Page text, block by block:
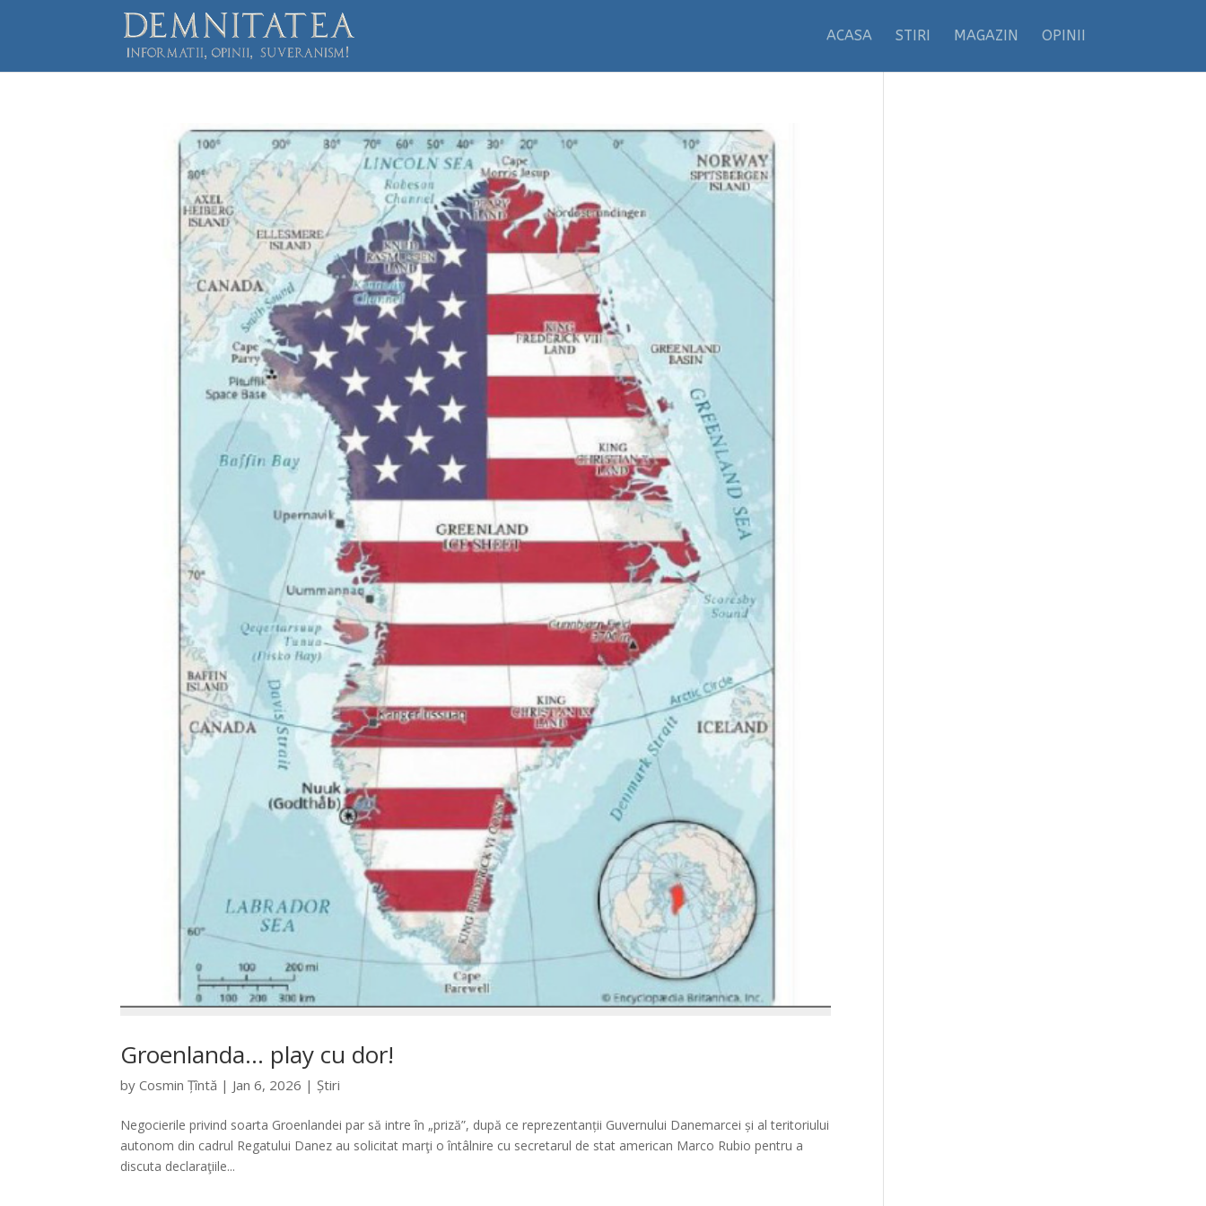
ACASA STIRI MAGAZIN OPINII
Groenlanda… play cu dor!
byCosmin Țîntă | Jan 6, 2026 | Știri
Negocierile privind soarta Groenlandei par să intre în „priză”, după ce reprezentanții Guvernului Danemarcei și al teritoriului
autonom din cadrul Regatului Danez au solicitat marţi o întâlnire cu secretarul de stat american Marco Rubio pentru a
discuta declaraţiile...